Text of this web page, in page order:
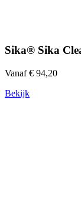
Sika® Sika
Vanaf € 94,20
Bekijk